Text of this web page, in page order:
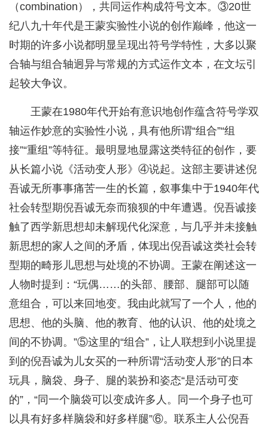
（combination），共同运作构成符号文本。③20世
纪八九十年代是王蒙实验性小说的创作巅峰，他这一
时期的许多小说都明显呈现出符号学特性，大多以聚
合轴与组合轴迥异与常规的方式运作文本，在文坛引
起较大争议。
王蒙在1980年代开始有意识地创作蕴含符号学双
轴运作妙意的实验性小说，具有他所谓“组合”“组
接”“重组”等特征。最明显地显露这类特征的创作，要
从长篇小说《活动变人形》④说起。这部主要讲述倪
吾诚无所事事痛苦一生的长篇，叙事集中于1940年代
社会转型期倪吾诚无奈而狼狈的中年遭遇。倪吾诚接
触了西学新思想却未解现代化深意，与几乎并未接触
新思想的家人之间的矛盾，体现出倪吾诚这类社会转
型期的畸形儿思想与处境的不协调。王蒙在阐述这一
人物时提到：“玩偶……的头部、腰部、腿部可以随
意组合，可以来回地变。我由此就写了一个人，他的
思想、他的头脑、他的教育、他的认识、他的处境之
间的不协调。”⑤这里的“组合”，让人联想到小说里提
到的倪吾诚为儿女买的一种所谓“活动变人形”的日本
玩具，脑袋、身子、腿的装扮和姿态“是活动可变
的”，“同一个脑袋可以变成许多人。同一个身子也可
以具有好多样脑袋和好多样腿”⑥。联系主人公倪吾